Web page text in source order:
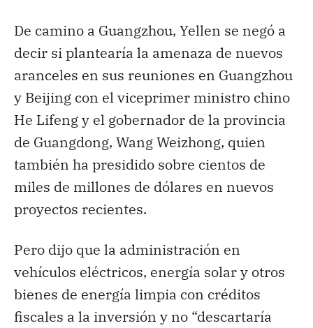
De camino a Guangzhou, Yellen se negó a
decir si plantearía la amenaza de nuevos
aranceles en sus reuniones en Guangzhou
y Beijing con el viceprimer ministro chino
He Lifeng y el gobernador de la provincia
de Guangdong, Wang Weizhong, quien
también ha presidido sobre cientos de
miles de millones de dólares en nuevos
proyectos recientes.
Pero dijo que la administración en
vehículos eléctricos, energía solar y otros
bienes de energía limpia con créditos
fiscales a la inversión y no “descartaría